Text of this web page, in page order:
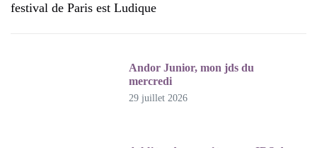
festival de Paris est Ludique
Andor Junior, mon jds du
mercredi
29 juillet 2026